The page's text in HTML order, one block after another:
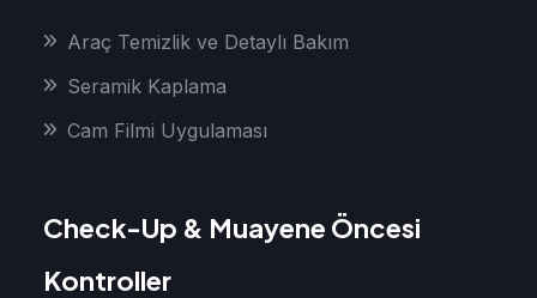
Araç Temizlik ve Detaylı Bakım
Seramik Kaplama
Cam Filmi Uygulaması
Check-Up & Muayene Öncesi
Kontroller